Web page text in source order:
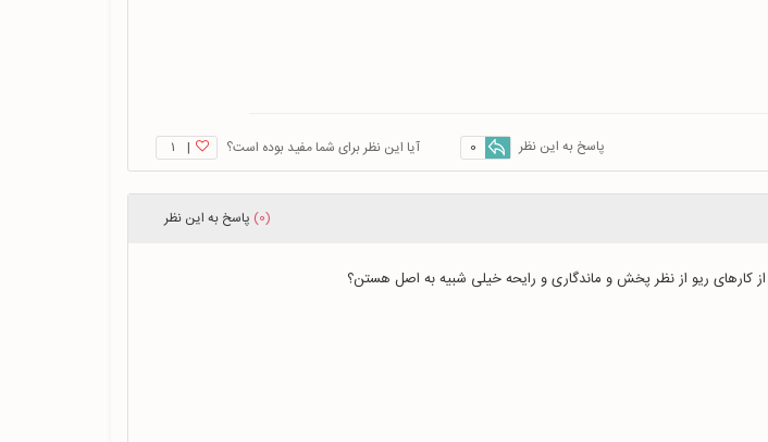
آیا این نظر برای شما مفید بوده است؟ | ۱ پاسخ به این نظر 0
(0) پاسخ به این نظر
کارهای ریو از نظر پخش و ماندگاری و رایحه خیلی شبیه به اصل هستن؟